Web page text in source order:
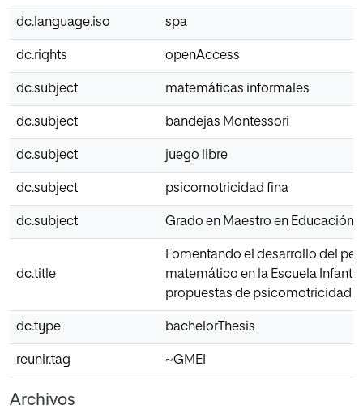
dc.language.iso spa
dc.rights openAccess
dc.subject matemáticas informales
dc.subject bandejas Montessori
dc.subject juego libre
dc.subject psicomotricidad fina
dc.subject Grado en Maestro en Educación
dc.title
Fomentando el desarrollo del
matemático en la Escuela Infantil
propuestas de psicomotricidad
dc.type bachelorThesis
reunir.tag ~GMEI
Archivos